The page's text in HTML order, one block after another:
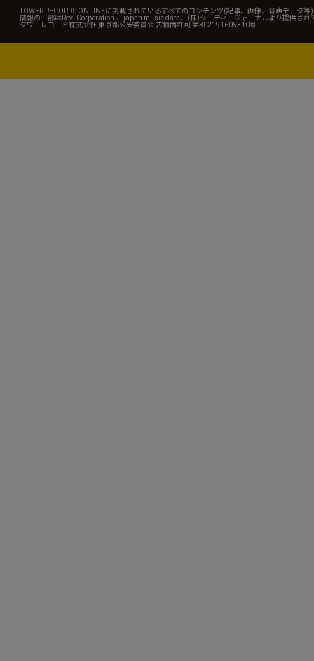
TOWER RECORDS ONLINEに掲載されているすべてのコンテンツ(記事、画像、音声データ
情報の一部はRovi Corporation.、japan music data、(株)シーディージャーナルより提供され
タワーレコード株式会社 東京都公安委員会 古物商許可 第302191605310号